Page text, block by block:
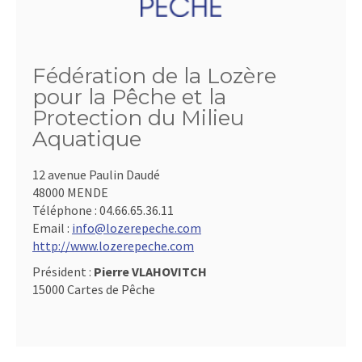
Fédération de la Lozère
pour la Pêche et la
Protection du Milieu
Aquatique
12 avenue Paulin Daudé
48000 MENDE
Téléphone : 04.66.65.36.11
Email : info@lozerepeche.com
http://www.lozerepeche.com
Président : Pierre VLAHOVITCH
15000 Cartes de Pêche